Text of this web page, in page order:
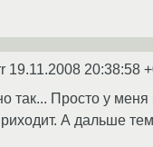
19.11.2008 20:38:58
так... Просто у меня
А дальше